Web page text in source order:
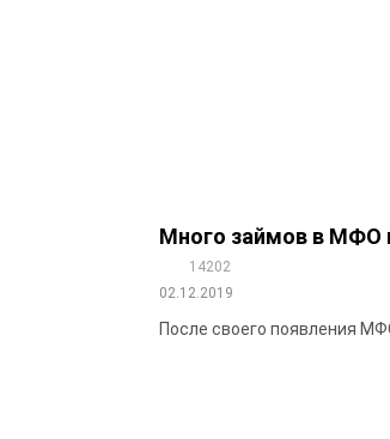
Много займов в МФО
14202
02.12.2019
После своего появления